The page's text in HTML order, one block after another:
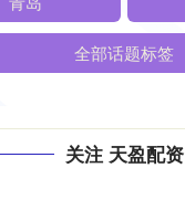
全部话题标签
关注 天盈配资